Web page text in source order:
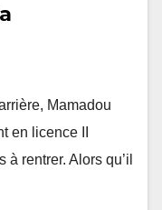
Mamadou
en licence II
rentrer. Alors qu’il